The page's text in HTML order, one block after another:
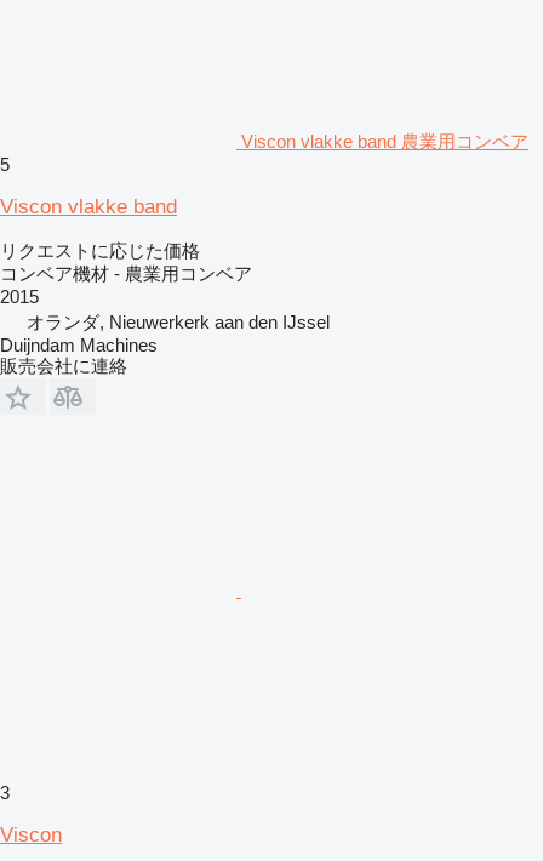
Viscon vlakke band 農業用コンベア
5
Viscon vlakke band
リクエストに応じた価格
コンベア機材 - 農業用コンベア
2015
オランダ, Nieuwerkerk aan den IJssel
Duijndam Machines
販売会社に連絡
3
Viscon